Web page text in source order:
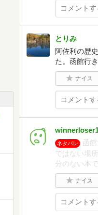
とりみ
阿佐利の歴
た。函館行
ナイス
ネタバレ
函
ではない場
分のない本
ナイス